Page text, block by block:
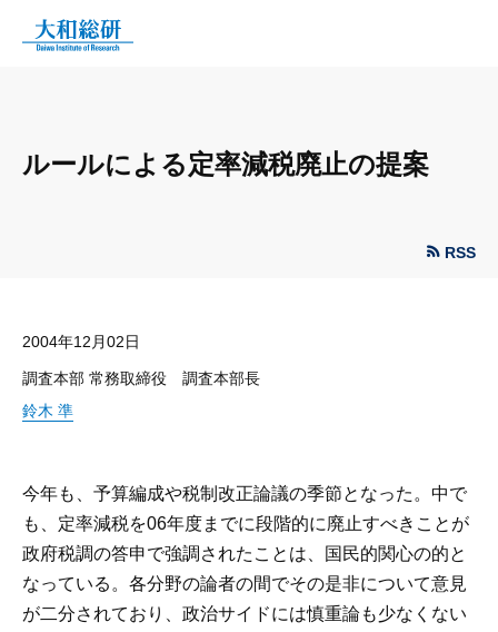
ルールによる定率減税廃止の提案
RSS
2004年12月02日
調査本部 常務取締役 調査本部長
鈴木 準
今年も、予算編成や税制改正論議の季節となった。中で
も、定率減税を06年度までに段階的に廃止すべきことが
政府税調の答申で強調されたことは、国民的関心の的と
なっている。各分野の論者の間でその是非について意見
が二分されており、政治サイドには慎重論も少なくない